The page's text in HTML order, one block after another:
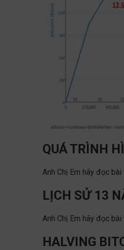
QUÁ TRÌNH
Anh Chị Em hãy đọc
LỊCH SỬ 13
Anh Chị Em hãy đọc
HALVING